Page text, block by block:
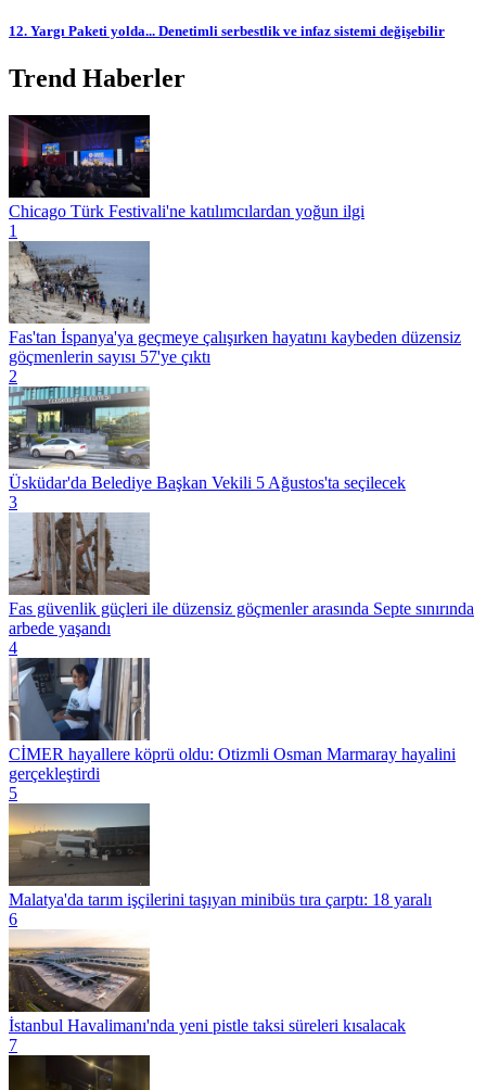
12. Yargı Paketi yolda... Denetimli serbestlik ve infaz sistemi değişebilir
Trend Haberler
Chicago Türk Festivali'ne katılımcılardan yoğun ilgi
1
Fas'tan İspanya'ya geçmeye çalışırken hayatını kaybeden düzensiz
göçmenlerin sayısı 57'ye çıktı
2
Üsküdar'da Belediye Başkan Vekili 5 Ağustos'ta seçilecek
3
Fas güvenlik güçleri ile düzensiz göçmenler arasında Septe sınırında
arbede yaşandı
4
CİMER hayallere köprü oldu: Otizmli Osman Marmaray hayalini
gerçekleştirdi
5
Malatya'da tarım işçilerini taşıyan minibüs tıra çarptı: 18 yaralı
6
İstanbul Havalimanı'nda yeni pistle taksi süreleri kısalacak
7